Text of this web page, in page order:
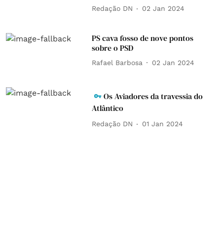
Redação DN 02 Jan 2024
PS cava fosso de nove pontos
sobre o PSD
Rafael Barbosa 02 Jan 2024
Os Aviadores da travessia do
Atlântico
Redação DN 01 Jan 2024